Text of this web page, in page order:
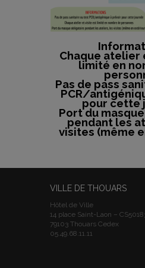
Chaque atelier
limité en
Pas de pass
PCR/
pour cette
Port du
pendant les
visites (même
VILLE DE THOUARS
Hôtel de Ville
14 place Saint-Laon –
79103 Thouars Cedex
05.49.68.11.11